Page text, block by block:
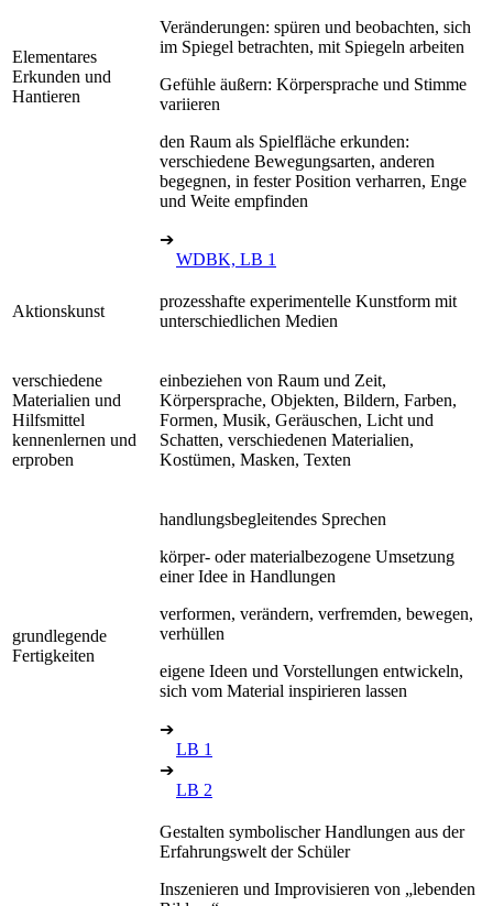
Elementares
Erkunden und
Hantieren
Veränderungen: spüren und beobachten, sich
im Spiegel betrachten, mit Spiegeln arbeiten
Gefühle äußern: Körpersprache und Stimme
variieren
den Raum als Spielfläche erkunden:
verschiedene Bewegungsarten, anderen
begegnen, in fester Position verharren, Enge
und Weite empfinden
➔
WDBK, LB 1
Aktionskunst
prozesshafte experimentelle Kunstform mit
unterschiedlichen Medien
verschiedene
Materialien und
Hilfsmittel
kennenlernen und
erproben
einbeziehen von Raum und Zeit,
Körpersprache, Objekten, Bildern, Farben,
Formen, Musik, Geräuschen, Licht und
Schatten, verschiedenen Materialien,
Kostümen, Masken, Texten
grundlegende
Fertigkeiten
handlungsbegleitendes Sprechen
körper- oder materialbezogene Umsetzung
einer Idee in Handlungen
verformen, verändern, verfremden, bewegen,
verhüllen
eigene Ideen und Vorstellungen entwickeln,
sich vom Material inspirieren lassen
➔
LB 1
➔
LB 2
Gestalten symbolischer Handlungen aus der
Erfahrungswelt der Schüler
Inszenieren und Improvisieren von „lebenden